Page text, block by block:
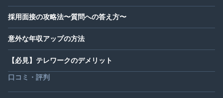
採用面接の攻略法〜質問への答え方〜
意外な年収アップの方法
【必見】テレワークのデメリット
口コミ・評判